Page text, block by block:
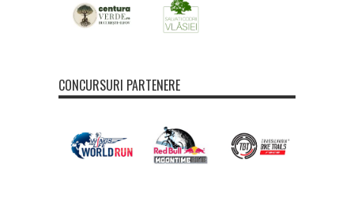
CONCURSURI PARTENERE